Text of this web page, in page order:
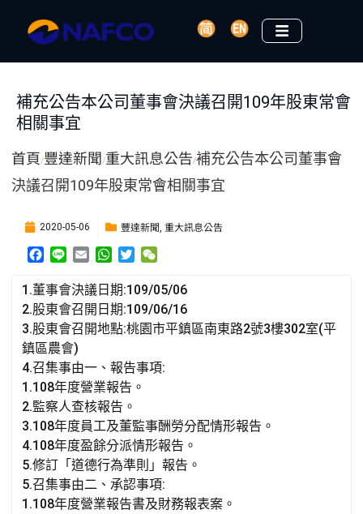
補充公告本公司董事會決議召開109年股東常會
相關事宜
首頁/豐達新聞/重大訊息公告/補充公告本公司董事會
決議召開109年股東常會相關事宜
2020-05-06 豐達新聞,重大訊息公告
F
c
e
b
o
o
k
L
n
e
E
a
i
l
W
a
t
s
A
p
T
i
t
t
e
C
h
a
t
1.董事會決議日期:109/05/06
2.股東會召開日期:109/06/16
3.股東會召開地點:桃園市平鎮區南東路2號3樓302室(平
鎮區農會)
4.召集事由一、報告事項:
1.108年度營業報告。
2.監察人查核報告。
3.108年度員工及董監事酬勞分配情形報告。
4.108年度盈餘分派情形報告。
5.修訂「道德行為準則」報告。
5.召集事由二、承認事項:
1.108年度營業報告書及財務報表案。